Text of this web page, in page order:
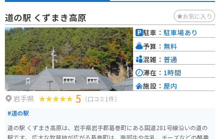
道の駅 くずまき高原 お気に入り
岩手県 5 （口コミ1件）
#道の駅
道の駅 くずまき高原は、岩手県岩手郡葛巻町にある国道281号線沿いの道の
駐車： 駐車場あり
予算： 無料
混雑： 普通
滞在： 1時間
施設： 屋内